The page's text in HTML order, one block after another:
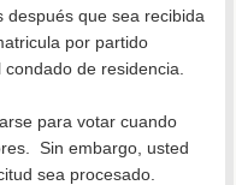
después que sea recibida
por partido
de residencia.
para votar cuando
Sin embargo, usted
sea procesado.